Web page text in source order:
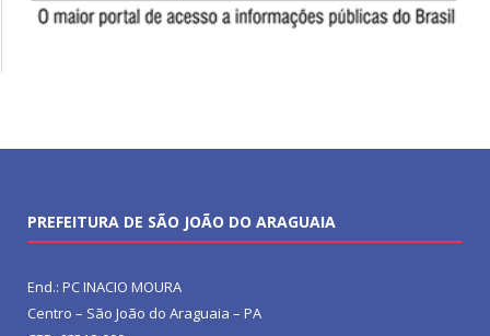
PREFEITURA DE SÃO JOÃO DO ARAGUAIA
End.: PC INACIO MOURA
Centro – São João do Araguaia – PA